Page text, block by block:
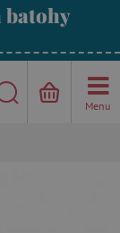
batohy
Menu